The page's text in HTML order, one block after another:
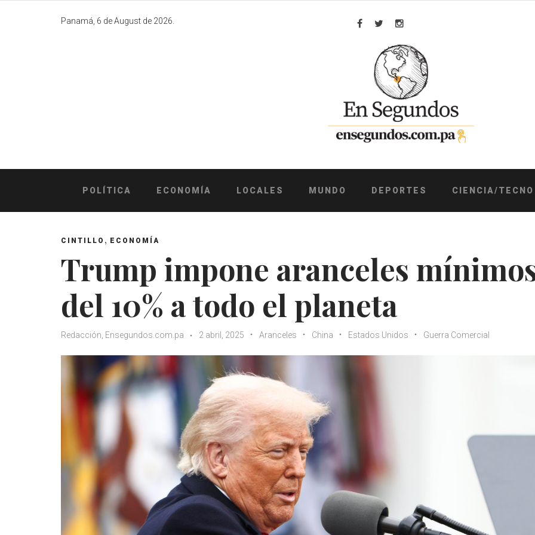
Panamá, 6 de August de 2026.
Facebook
TwitterInstagram
POLÍTICA ECONOMÍA LOCALES MUNDO DEPORTES CIENCIA/TECNO
CINTILLO , ECONOMÍA
Trump impone aranceles
del 10% a todo el planeta
Redacción, Ensegundos.com.pa 2 abril, 2025 Aranceles China Estados Unidos Guerra Comercial